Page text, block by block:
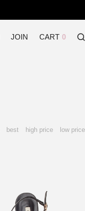
JOIN CART 0
best high price low price